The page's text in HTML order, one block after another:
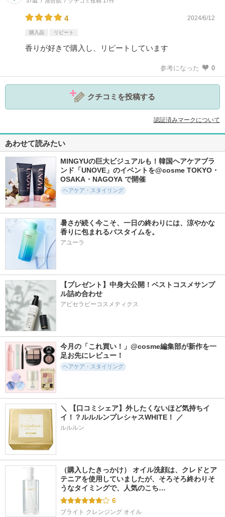
4 2024/6/12
購入品 リピート
香りが好きで購入し、リピートしています
参考になった 0
クチコミを投稿する
認証済みマークについて
あわせて読みたい
MINGYUの巨大ビジュアルも！韓国ヘアケアブラ
ンド「UNOVE」のイベントを@cosme TOKYO・
OSAKA・NAGOYA で開催
ヘアケア・スタイリング
暑さが続く今こそ、一日の終わりには、涼やかな
香りに包まれるバスタイムを。
アユーラ
【プレゼント】中身大公開！ベストコスメサンプ
ル詰め合わせ
アピセラピーコスメティクス
今月の「これ買い！」@cosme編集部が新作を一
足お先にレビュー！
ヘアケア・スタイリング
＼ 【口コミシェア】外したくないほど気持ちイ
イ！？ルルルンプレシャスWHITE！ ／
ルルルン
（購入したきっかけ） オイル洗顔は、クレドとア
テニアを使用していましたが、そろそろ終わりそ
うなタイミングで、人気のこち…
6
ブライト クレンジング オイル